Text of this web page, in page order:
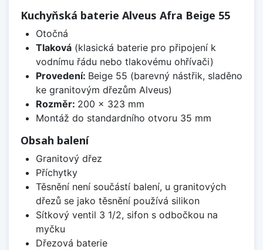
Kuchyňská baterie Alveus Afra Beige 55
Otočná
Tlaková(klasická baterie pro připojení k
vodnímu řádu nebo tlakovému ohřívači)
Provedení: Beige 55 (barevný nástřik, sladěno
ke granitovým dřezům Alveus)
Rozměr: 200 x 323 mm
Montáž do standardního otvoru 35 mm
Obsah balení
Granitový dřez
Příchytky
Těsnění není součástí balení, u granitových
dřezů se jako těsnění používá silikon
Sítkový ventil 3 1/2, sifon s odbočkou na
myčku
Dřezová baterie